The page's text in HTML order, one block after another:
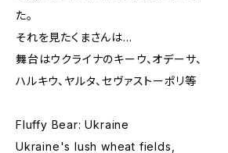
た。
それを見たくまさんは...
舞台はウクライナのキーウ、オデーサ、
ハルキウ、ヤルタ、セヴァストーポリ等
Fluffy Bear: Ukraine
Ukraine's lush wheat fields,